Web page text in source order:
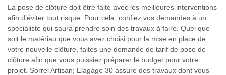
La pose de clôture doit être faite avec les meilleures interventions
afin d’éviter tout risque. Pour cela, confiez vos demandes à un
spécialiste qui saura prendre soin des travaux à faire. Quel que
soit le matériau que vous avez choisi pour la mise en place de
votre nouvelle clôture, faites une demande de tarif de pose de
clôture afin que vous puissiez préparer le budget pour votre
projet. Sorrel Artisan; Elagage 30 assure des travaux dont vous